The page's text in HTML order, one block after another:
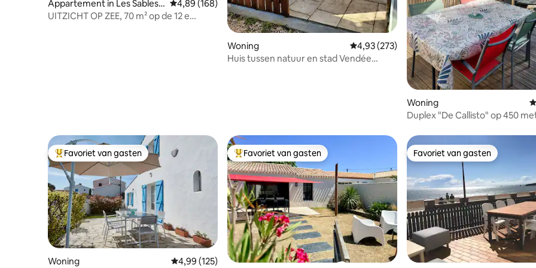
Appartement in Les Sables-
d'Olonne
Gemiddelde beoordeling van 4,89 uit 5, 168 recensies
4,89 (168)
UITZICHT OP ZEE, 70 m² op de 12 e
Woning Gemiddelde beoordeling van 4,93 uit 5, 273
4,93 (273)
Huis tussen natuur en stad Vendée
Woning
Duplex "De Callisto" op 450 meter van
Topfavoriet van gasten
Favoriet van gasten
Woning Gemiddelde beoordeling van 4,99 uit 5, 125 recensies
4,99 (125)
Topfavoriet van gasten
Favoriet van gasten Favoriet van gasten
Favoriet van gasten